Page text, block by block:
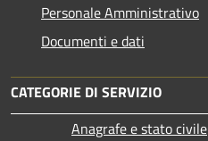
Personale Amministrativo
Documenti e dati
CATEGORIE DI SERVIZIO
Anagrafe e stato civile